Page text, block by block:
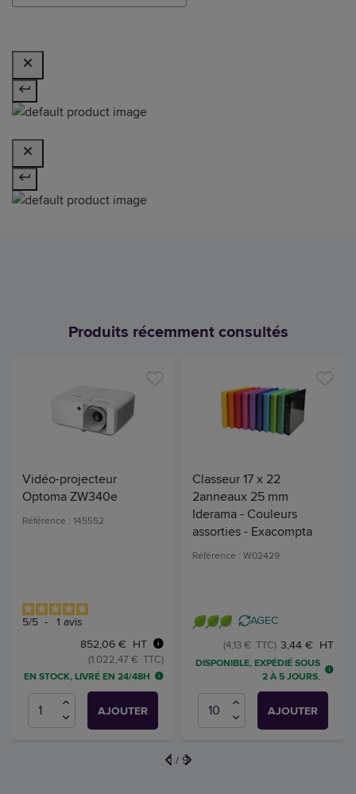
Produits récemment consultés
Vidéo-projecteur
Optoma ZW340e
Référence : 145552
5/5 - 1 avis
852,06 € HT
(1.022,47 € TTC)
EN STOCK, LIVRÉ EN 24/48H
AJOUTER
Classeur 17 x 22
2anneaux 25 mm
Iderama - Couleurs
assorties - Exacompta
Référence : W02429
AGEC
3,44 € HT
(4,13 € TTC)
DISPONIBLE, EXPÉDIÉ SOUS
2 À 5 JOURS.
AJOUTER
1 / 9